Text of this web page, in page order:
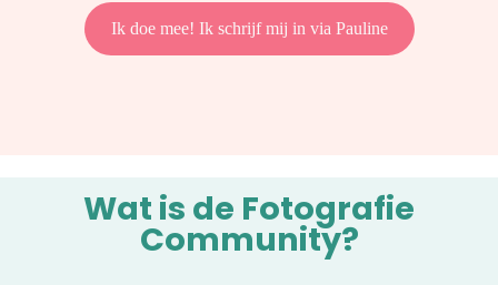
Ik doe mee! Ik schrijf mij in via Pauline
Wat is de Fotografie
Community?